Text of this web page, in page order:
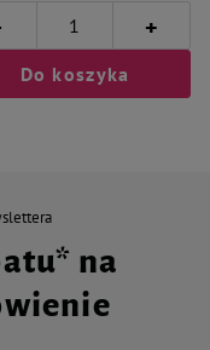
+
Do koszyka
na